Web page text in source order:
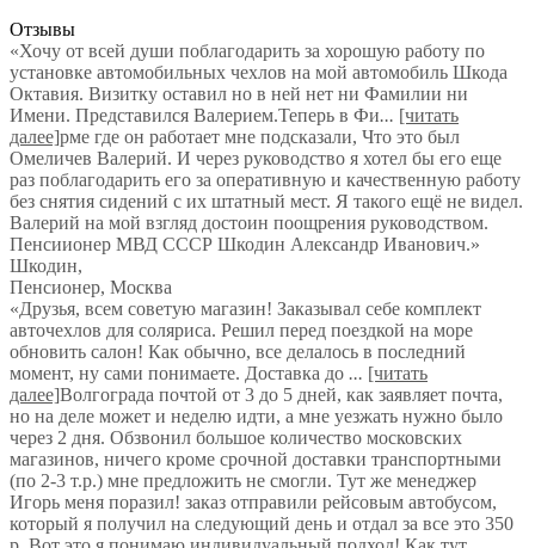
Отзывы
«Хочу от всей души поблагодарить за хорошую работу по
установке автомобильных чехлов на мой автомобиль Шкода
Октавия. Визитку оставил но в ней нет ни Фамилии ни
Имени. Представился Валерием.Теперь в Фи... [читать
далее]рме где он работает мне подсказали, Что это был
Омеличев Валерий. И через руководство я хотел бы его еще
раз поблагодарить его за оперативную и качественную работу
без снятия сидений с их штатный мест. Я такого ещё не видел.
Валерий на мой взгляд достоин поощрения руководством.
Пенсиионер МВД СССР Шкодин Александр Иванович.»
Шкодин,
Пенсионер, Москва
«Друзья, всем советую магазин! Заказывал себе комплект
авточехлов для соляриса. Решил перед поездкой на море
обновить салон! Как обычно, все делалось в последний
момент, ну сами понимаете. Доставка до ... [читать
далее]Волгограда почтой от 3 до 5 дней, как заявляет почта,
но на деле может и неделю идти, а мне уезжать нужно было
через 2 дня. Обзвонил большое количество московских
магазинов, ничего кроме срочной доставки транспортными
(по 2-3 т.р.) мне предложить не смогли. Тут же менеджер
Игорь меня поразил! заказ отправили рейсовым автобусом,
который я получил на следующий день и отдал за все это 350